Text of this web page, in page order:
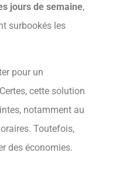
jours de semaine,
surbookés les
pour un
cette solution
notamment au
Toutefois,
des économies.